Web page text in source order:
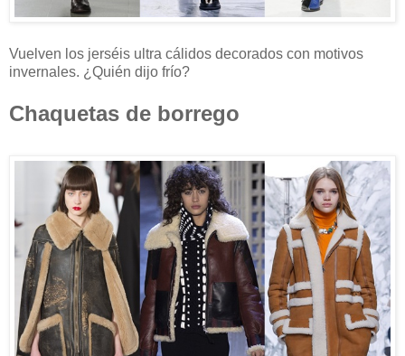
Vuelven los jerséis ultra cálidos decorados con motivos
invernales. ¿Quién dijo frío?
Chaquetas de borrego